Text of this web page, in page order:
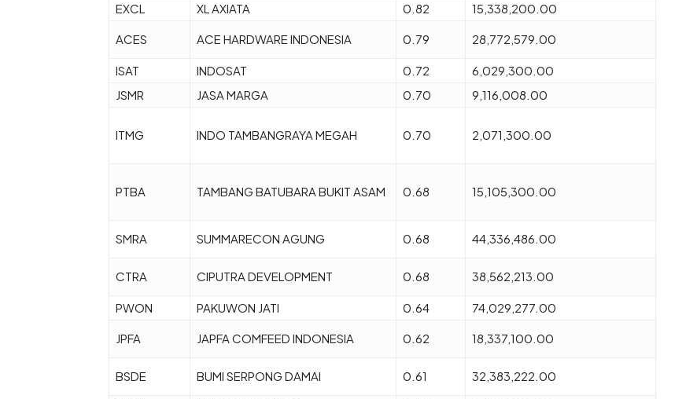
EXCL XL AXIATA 0.82 15,338,200.00
ACES ACE HARDWARE INDONESIA 0.79 28,772,579.00
ISAT INDOSAT 0.72
6,029,300.00
JSMR
JASA MARGA 0.70 9,116,008.00
ITMG INDO TAMBANGRAYA MEGAH 0.70 2,071,300.00
PTBA TAMBANG BATUBARA BUKIT ASAM 0.68 15,105,300.00
SMRA SUMMARECON AGUNG 0.68 44,336,486.00
CTRA CIPUTRA DEVELOPMENT 0.68 38,562,213.00
PWON PAKUWON JATI 0.64 74,029,277.00
JPFA JAPFA COMFEED INDONESIA 0.62 18,337,100.00
BSDE BUMI SERPONG DAMAI 0.61 32,383,222.00